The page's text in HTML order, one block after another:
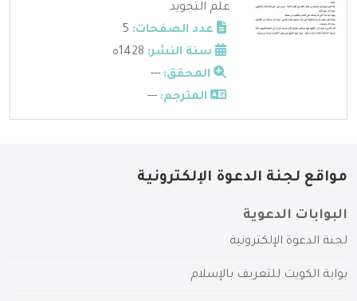
علم التجويد
عدد الصفحات:
سنة النشر:
المحقق: ---
المترجم: ---
مواقع لجنة الدعوة الإلكترونية
البوابات الدعوية
لجنة الدعوة الإلكترونية
بوابة الكويت للتعريف بالإسلام